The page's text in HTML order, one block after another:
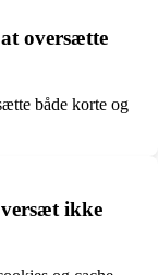
oversætte
både korte og
ikke